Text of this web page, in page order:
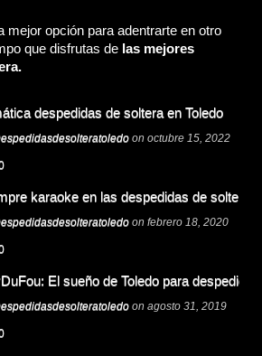
mejor opción para adentrarte en otro
que disfrutas de las mejores
despedidas de soltera en Toledo
on octubre 15, 2022
karaoke en las despedidas de soltera
on febrero 18, 2020
El sueño de Toledo para despedidas
on agosto 31, 2019